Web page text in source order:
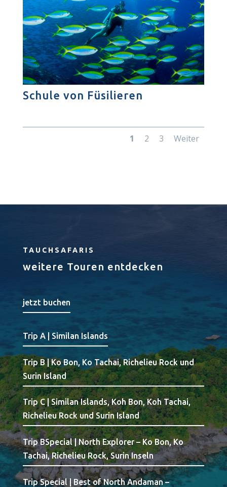
Schule von Füsilieren
1 2 3 Weiter
TAUCHSAFARIS
weitere Touren entdecken
jetzt buchen
Trip A | Similan Islands
Trip B | Ko Bon, Ko Tachai, Richelieu Rock und
Surin Island
Trip C | Similan Islands, Koh Bon, Koh Tachai,
Richelieu Rock und Surin Island
Trip BSpecial | North Explorer – Ko Bon, Ko
Tachai, Richelieu Rock, Surin Inseln
Trip Special | Best of North Andaman –